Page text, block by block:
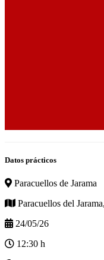
Datos prácticos
Paracuellos de Jarama
Paracuellos del
24/05/26
12:30 h